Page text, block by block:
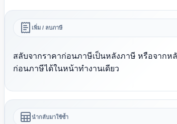
เพิ่ม / ลบภาษี
สลับจากราคาก่อนภาษีเป็นหลังภาษี หรือจากห
ก่อนภาษีได้ในหน้าทำงานเดียว
นำกลับมาใช้ซ้ำ